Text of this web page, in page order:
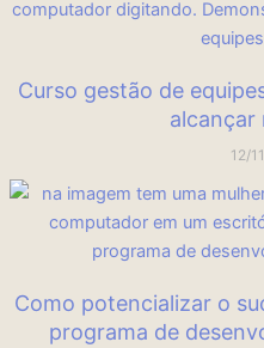
Curso gestão de
alcançar
12/
Como potencializar o
programa de